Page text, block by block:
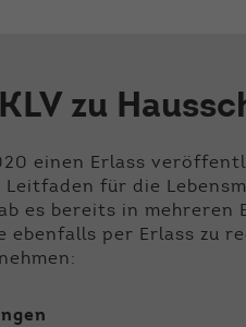
zu
einen Erlass
Leitfaden für die
es bereits in mehreren
ebenfalls per Erlass zu
Laufzeit
Wir
Ihnen